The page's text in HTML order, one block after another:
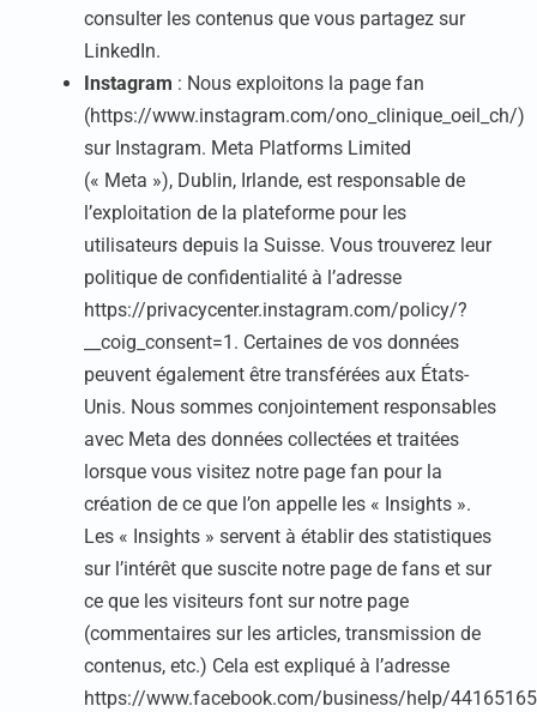
consulter les contenus que vous partagez sur
LinkedIn.
Instagram : Nous exploitons la page fan
(https://www.instagram.com/ono_clinique_oeil_ch/)
sur Instagram. Meta Platforms Limited
(« Meta »), Dublin, Irlande, est responsable de
l’exploitation de la plateforme pour les
utilisateurs depuis la Suisse. Vous trouverez leur
politique de confidentialité à l’adresse
https://privacycenter.instagram.com/policy/?
__coig_consent=1. Certaines de vos données
peuvent également être transférées aux États-
Unis. Nous sommes conjointement responsables
avec Meta des données collectées et traitées
lorsque vous visitez notre page fan pour la
création de ce que l’on appelle les « Insights ».
Les « Insights » servent à établir des statistiques
sur l’intérêt que suscite notre page de fans et sur
ce que les visiteurs font sur notre page
(commentaires sur les articles, transmission de
contenus, etc.) Cela est expliqué à l’adresse
https://www.facebook.com/business/help/